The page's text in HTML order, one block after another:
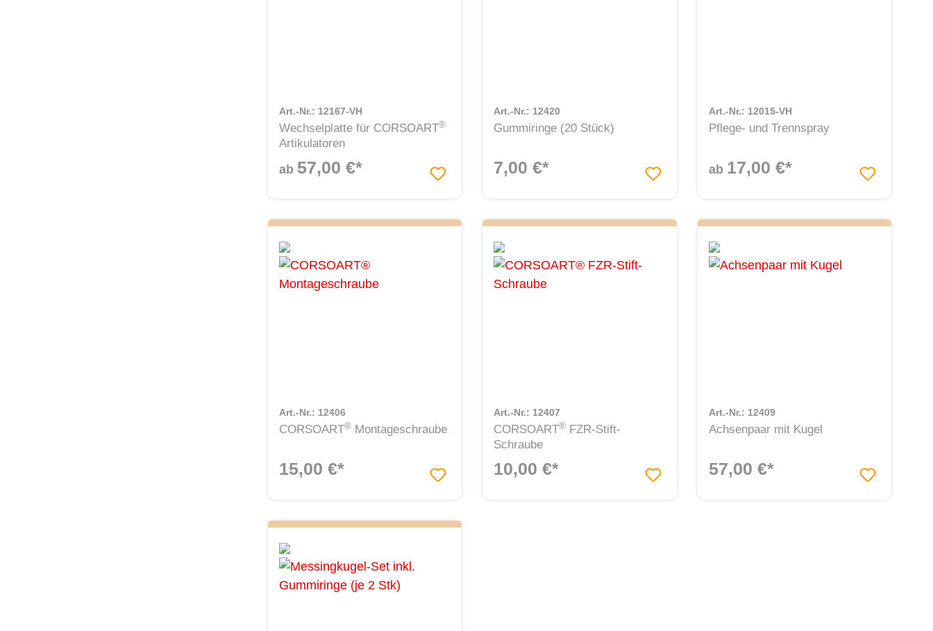
Art.-Nr.: 12167-VH
Wechselplatte für CORSOART®
Artikulatoren
ab 57,00 €*
Art.-Nr.: 12420
Gummiringe (20 Stück)
7,00 €*
Art.-Nr.: 12015-VH
Pflege- und Trennspray
ab 17,00 €*
Art.-Nr.: 12406
CORSOART® Montageschraube
15,00 €*
Art.-Nr.: 12407
CORSOART® FZR-Stift-
Schraube
10,00 €*
Art.-Nr.: 12409
Achsenpaar mit Kugel
57,00 €*